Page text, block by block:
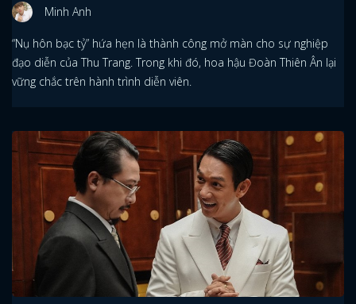
Minh Anh
“Nụ hôn bạc tỷ” hứa hẹn là thành công mở màn cho sự nghiệp
đạo diễn của Thu Trang. Trong khi đó, hoa hậu Đoàn Thiên Ân lại
vững chắc trên hành trình diễn viên.